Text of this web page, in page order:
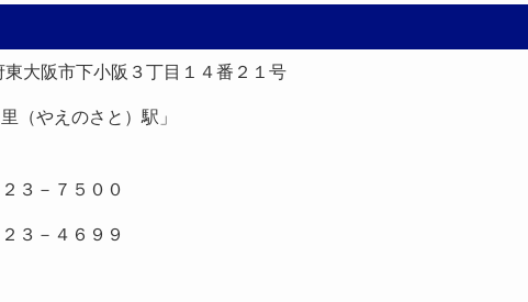
大阪市下小阪３丁目１４番２１号
（やえのさと）駅」
３－７５００
３－４６９９